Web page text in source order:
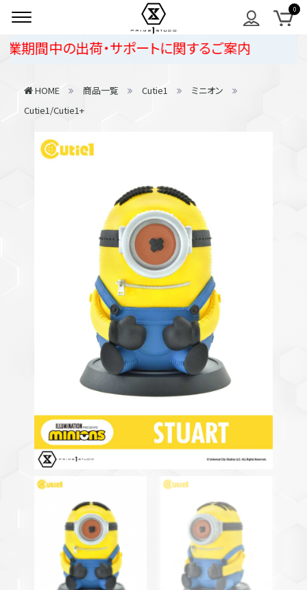
中の出荷・サポートに関するご案内
HOME 商品一覧 Cutie1
ミニオン
Cutie1/Cutie1+